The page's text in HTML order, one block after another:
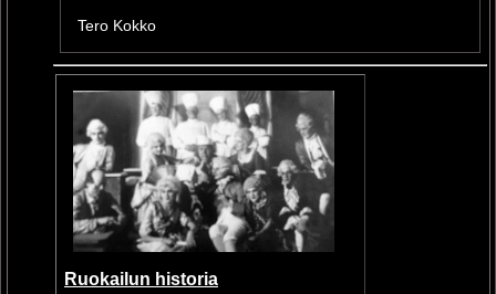
Tero Kokko
Ruokailun historia